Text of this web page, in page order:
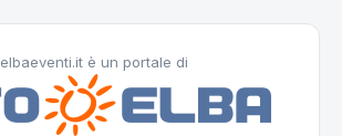
elbaeventi.it è un portale di